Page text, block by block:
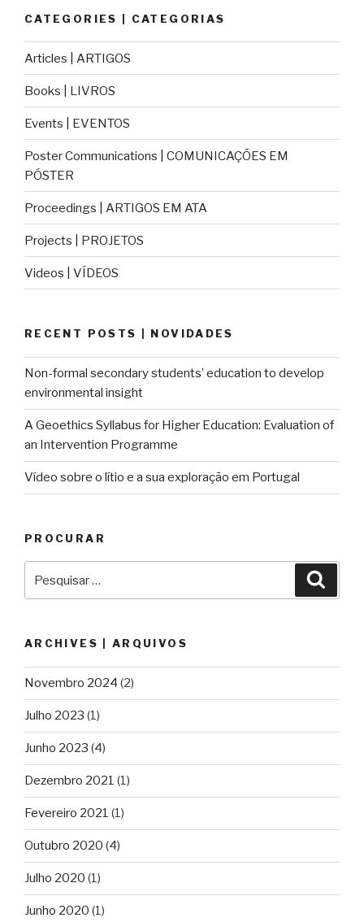
CATEGORIES | CATEGORIAS
Articles | ARTIGOS
Books | LIVROS
Events | EVENTOS
Poster Communications | COMUNICAÇÕES EM
PÓSTER
Proceedings | ARTIGOS EM ATA
Projects | PROJETOS
Videos | VÍDEOS
RECENT POSTS | NOVIDADES
Non-formal secondary students’ education to develop
environmental insight
A Geoethics Syllabus for Higher Education: Evaluation of
an Intervention Programme
Vídeo sobre o lítio e a sua exploração em Portugal
PROCURAR
por:
ARCHIVES | ARQUIVOS
Novembro 2024 (2)
Julho 2023 (1)
Junho 2023 (4)
Dezembro 2021 (1)
Fevereiro 2021 (1)
Outubro 2020 (4)
Julho 2020 (1)
Junho 2020 (1)